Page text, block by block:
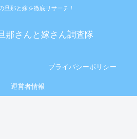
旦那と嫁を徹底リサーチ！
那さんと嫁さん調査隊
プライバシーポリシー
運営者情報